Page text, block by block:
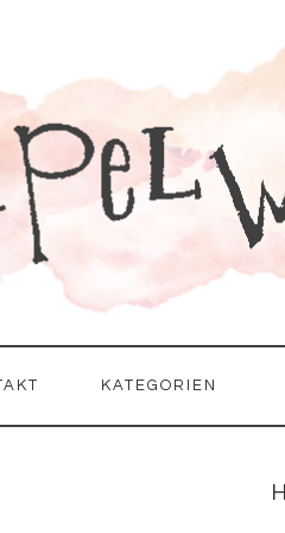
KATEGORIEN